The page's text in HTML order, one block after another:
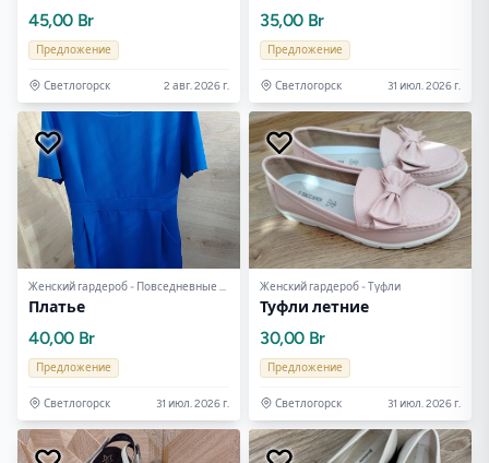
45,00 Br
Предложение
Светлогорск 2 авг. 2026 г.
35,00 Br
Предложение
Светлогорск 31 июл. 2026 г.
Женский гардероб - Повседневные платья
Платье
40,00 Br
Предложение
Светлогорск 31 июл. 2026 г.
Женский гардероб - Туфли
Туфли летние
30,00 Br
Предложение
Светлогорск 31 июл. 2026 г.